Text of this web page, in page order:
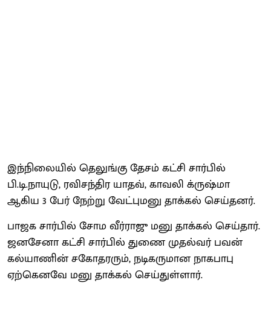
இந்நிலையில் தெலுங்கு தேசம் கட்சி சார்பில்
பி.டி.நாயுடு, ரவிசந்திர யாதவ், காவலி க்ருஷ்மா
ஆகிய 3 பேர் நேற்று வேட்புமனு தாக்கல் செய்தனர்.
பாஜக சார்பில் சோம வீர்ராஜு மனு தாக்கல் செய்தார்.
ஜனசேனா கட்சி சார்பில் துணை முதல்வர் பவன்
கல்யாணின் சகோதரரும், நடிகருமான நாகபாபு
ஏற்கெனவே மனு தாக்கல் செய்துள்ளார்.